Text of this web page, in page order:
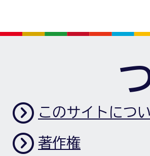
このサイトにつ
著作権